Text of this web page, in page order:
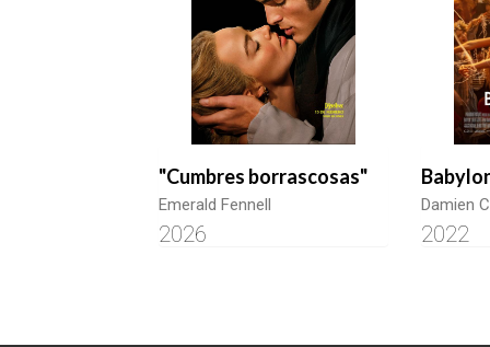
"Cumbres borrascosas"
Emerald Fennell
2026
Damien
2022